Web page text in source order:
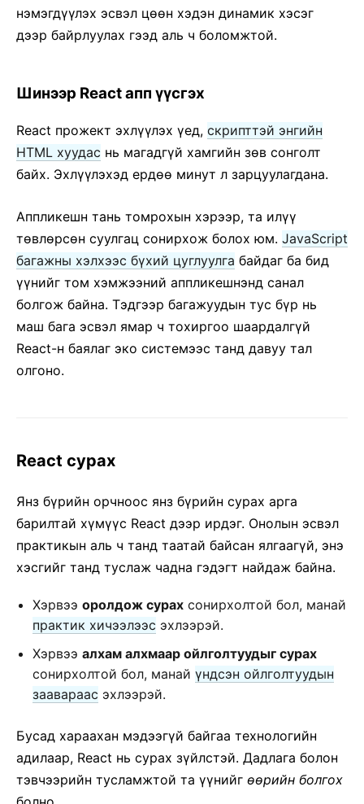
нэмэгдүүлэх эсвэл цөөн хэдэн динамик хэсэг
дээр байрлуулах гээд аль ч боломжтой.
Шинээр React апп үүсгэх
React прожект эхлүүлэх үед, скрипттэй энгийн
HTML хуудас нь магадгүй хамгийн зөв сонголт
байх. Эхлүүлэхэд ердөө минут л зарцуулагдана.
Аппликешн тань томрохын хэрээр, та илүү
төвлөрсөн суулгац сонирхож болох юм. JavaScript
багажны хэлхээс бүхий цуглуулга байдаг ба бид
үүнийг том хэмжээний аппликешнэнд санал
болгож байна. Тэдгээр багажуудын тус бүр нь
маш бага эсвэл ямар ч тохиргоо шаардалгүй
React-н баялаг эко системээс танд давуу тал
олгоно.
React сурах
Янз бүрийн орчноос янз бүрийн сурах арга
барилтай хүмүүс React дээр ирдэг. Онолын эсвэл
практикын аль ч танд таатай байсан ялгаагүй, энэ
хэсгийг танд туслаж чадна гэдэгт найдаж байна.
Хэрвээ оролдож сурах сонирхолтой бол, манай
практик хичээлээс эхлээрэй.
Хэрвээ алхам алхмаар ойлголтуудыг сурах
сонирхолтой бол, манай үндсэн ойлголтуудын
заавараас эхлээрэй.
Бусад хараахан мэдээгүй байгаа технологийн
адилаар, React нь сурах зүйлстэй. Дадлага болон
тэвчээрийн тусламжтой та үүнийг өөрийн болгох
SyntheticEvent
Тестийн багажууд
Үгсийн тайлбар
ДЭГЭЭ (HOOKS)
1. Дэгээний танилцуулга
3. Төлөвт дэгээ ашиглах
4. Эффектэд дэгээ ашиглах
5. Дэгээний дүрмүүд
6. Өөрийн дэгээг бүтээх
7. Дэгээ API лавлах
8. Дэгээний түгээмэл асуултууд
Тестийн орчнууд
CONCURRENT MODE (EXPERIMENTAL)
1. Introducing Concurrent Mode
2. Suspense for Data Fetching
4. Adopting Concurrent Mode
5. Concurrent Mode API Reference
ОРОЛЦОХ
Яаж оролцох вэ
Үндсэн кодын тойм
Хэрэгжүүлэлтийн ханамж
Дизайны үндсэн зарчмууд